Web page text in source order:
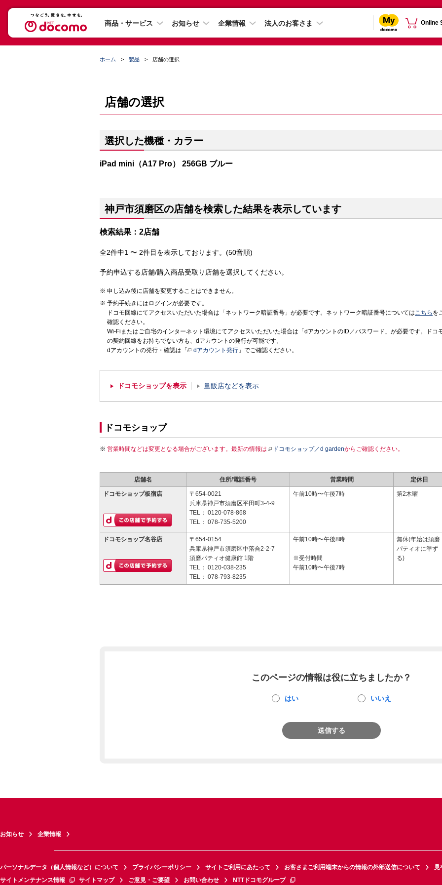
商品・サービス お知らせ 企業情報 法人のお客さま Online
ホーム 製品 店舗の選択
店舗の選択
選択した機種・カラー
iPad mini（A17 Pro） 256GB ブルー
神戸市須磨区の店舗を検索した結果を表示しています
検索結果：2店舗
全2件中1 〜 2件目を表示しております。(50音順)
予約申込する店舗/購入商品受取り店舗を選択してください。
申し込み後に店舗を変更することはできません。
予約手続きにはログインが必要です。
ドコモ回線にてアクセスいただいた場合は「ネットワーク暗証番号」が必要です。ネットワーク暗証番号についてはこちら を
確認ください。
Wi-Fiまたはご自宅のインターネット環境にてアクセスいただいた場合は「dアカウントのID／パスワード」が必要です。ドコ
の契約回線をお持ちでない方も、dアカウントの発行が可能です。
dアカウントの発行・確認は「
dアカウント発行 」でご確認ください。
ドコモショップを表示 量販店などを表示
ドコモショップ
営業時間などは変更となる場合がございます。最新の情報は ドコモショップ／d gardenからご確認ください。
店舗名 住所/電話番号 営業時間 定休日
ドコモショップ板宿店
〒654-0021
兵庫県神戸市須磨区平田町3-4-9
TEL： 0120-078-868
TEL： 078-735-5200
午前10時〜午後7時 第2木曜
ドコモショップ名谷店
〒654-0154
兵庫県神戸市須磨区中落合2-2-7
須磨パティオ健康館 1階
TEL： 0120-038-235
TEL： 078-793-8235
午前10時〜午後8時
※受付時間
午前10時〜午後7時
無休(年始は須磨
パティオに準ず
る)
このページの情報は役に立ちましたか？
はい いいえ
送信する
お知らせ 企業情報
パーソナルデータ（個人情報など）について プライバシーポリシー サイトご利用にあたって お客さまご利用端末からの情報の外部送信について
見
サイトメンテナンス情報
サイトマップ ご意見・ご要望 お問い合わせ NTTドコモグループ